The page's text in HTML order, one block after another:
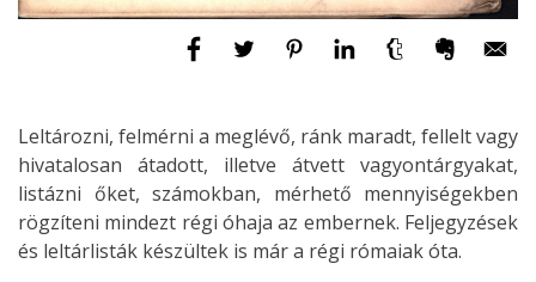
Leltározni, felmérni a meglévő, ránk maradt, fellelt vagy
hivatalosan átadott, illetve átvett vagyontárgyakat,
listázni őket, számokban, mérhető mennyiségekben
rögzíteni mindezt régi óhaja az embernek. Feljegyzések
és leltárlisták készültek is már a régi rómaiak óta.